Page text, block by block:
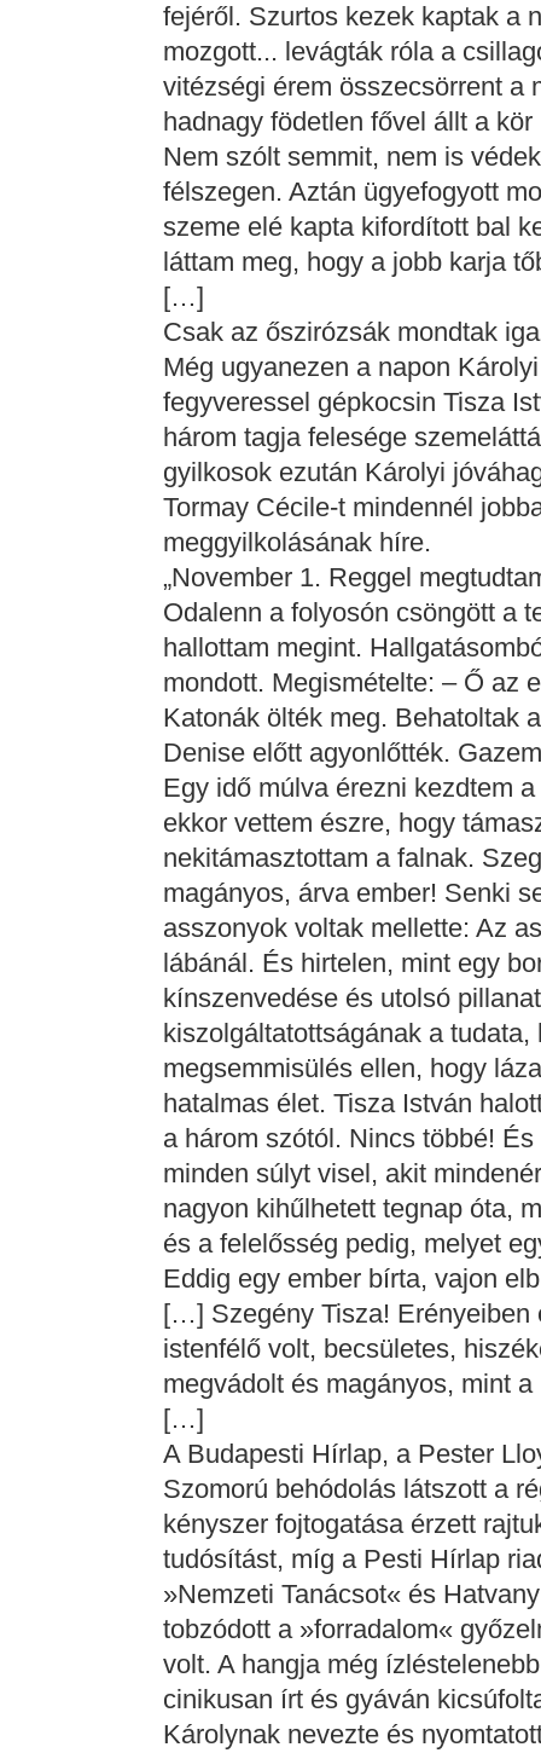
fejéről. Szurtos kezek kaptak a
mozgott... levágták róla a
vitézségi érem összecsörrent a
hadnagy födetlen fővel állt a
Nem szólt semmit, nem is
félszegen. Aztán ügyefogyott
szeme elé kapta kifordított bal
láttam meg, hogy a jobb karja
[…]
Csak az őszirózsák mondtak
Még ugyanezen a napon
fegyveressel gépkocsin Tisza
három tagja felesége
gyilkosok ezután Károlyi
Tormay Cécile-t mindennél
meggyilkolásának híre.
„November 1. Reggel
Odalenn a folyosón csöngött a
hallottam megint.
mondott. Megismételte: – Ő az
Katonák ölték meg. Behatoltak
Denise előtt agyonlőtték.
Egy idő múlva érezni kezdtem
ekkor vettem észre, hogy
nekitámasztottam a falnak.
magányos, árva ember! Senki
asszonyok voltak mellette: Az
lábánál. És hirtelen, mint egy
kínszenvedése és utolsó
kiszolgáltatottságának a
megsemmisülés ellen, hogy
hatalmas élet. Tisza István
a három szótól. Nincs többé!
minden súlyt visel, akit
nagyon kihűlhetett tegnap óta,
és a felelősség pedig, melyet
Eddig egy ember bírta, vajon
[…] Szegény Tisza! Erényeiben
istenfélő volt, becsületes,
megvádolt és magányos, mint
[…]
A Budapesti Hírlap, a Pester
Szomorú behódolás látszott a
kényszer fojtogatása érzett
tudósítást, míg a Pesti Hírlap
»Nemzeti Tanácsot« és
tobzódott a »forradalom«
volt. A hangja még
cinikusan írt és gyáván
Károlynak nevezte és